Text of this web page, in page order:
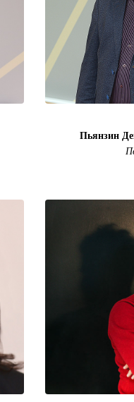
Пьянзин